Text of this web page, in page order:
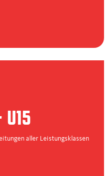
U15
aller Leistungsklassen